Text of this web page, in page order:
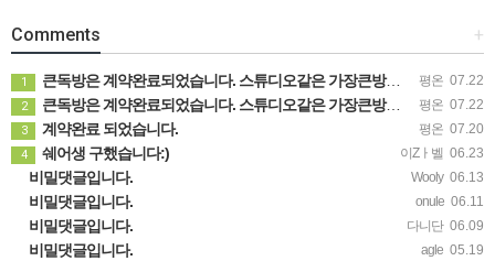
+
Comments
평온 07.22
1 큰독방은 계약완료되었습니다. 스튜디오같은 가장큰방을 2인동시 또는 혼자서 큰독방으로도 즉시입주 가능합니다.
평온 07.22
2 큰독방은 계약완료되었습니다. 스튜디오같은 가장큰방을 2인동시 또는 혼자서 큰독방으로도 즉시입주 가능합니다.
평온 07.20
3 계약완료 되었습니다.
이Zㅏ벨 06.23
4 쉐어생 구했습니다:)
Wooly 06.13
비밀댓글입니다.
onule 06.11
비밀댓글입니다.
다니단 06.09
비밀댓글입니다.
agle 05.19
비밀댓글입니다.